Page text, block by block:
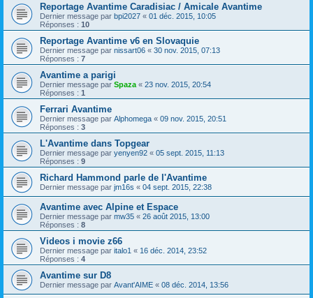
Reportage Avantime Caradisiac / Amicale Avantime
Dernier message par bpi2027 « 01 déc. 2015, 10:05
Réponses : 10
Reportage Avantime v6 en Slovaquie
Dernier message par nissart06 « 30 nov. 2015, 07:13
Réponses : 7
Avantime a parigi
Dernier message par Spaza « 23 nov. 2015, 20:54
Réponses : 1
Ferrari Avantime
Dernier message par Alphomega « 09 nov. 2015, 20:51
Réponses : 3
L'Avantime dans Topgear
Dernier message par yenyen92 « 05 sept. 2015, 11:13
Réponses : 9
Richard Hammond parle de l'Avantime
Dernier message par jm16s « 04 sept. 2015, 22:38
Avantime avec Alpine et Espace
Dernier message par mw35 « 26 août 2015, 13:00
Réponses : 8
Videos i movie z66
Dernier message par italo1 « 16 déc. 2014, 23:52
Réponses : 4
Avantime sur D8
Dernier message par Avant'AIME « 08 déc. 2014, 13:56